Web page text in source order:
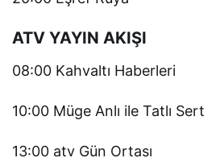
ATV YAYIN AKIŞI
08:00 Kahvaltı Haberleri
10:00 Müge Anlı ile Tatlı Sert
13:00 atv Gün Ortası